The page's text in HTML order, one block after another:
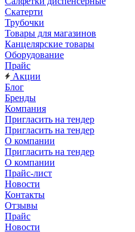
Скатерти
Трубочки
Товары для магазинов
Канцелярские товары
Оборудование
Прайс
Акции
Блог
Бренды
Компания
Пригласить на тендер
Пригласить на тендер
О компании
Пригласить на тендер
О компании
Прайс-лист
Новости
Контакты
Отзывы
Прайс
Новости